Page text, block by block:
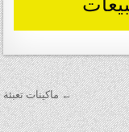
← ماكينات تعبئة